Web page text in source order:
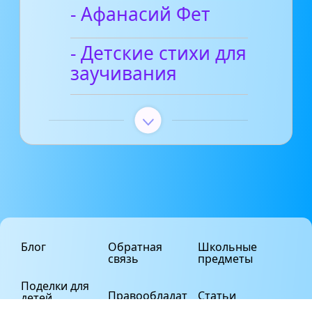
- Афанасий Фет
- Детские стихи для
заучивания
Блог
Поделки для
детей
Обратная
связь
Правообладат
Школьные
предметы
Статьи